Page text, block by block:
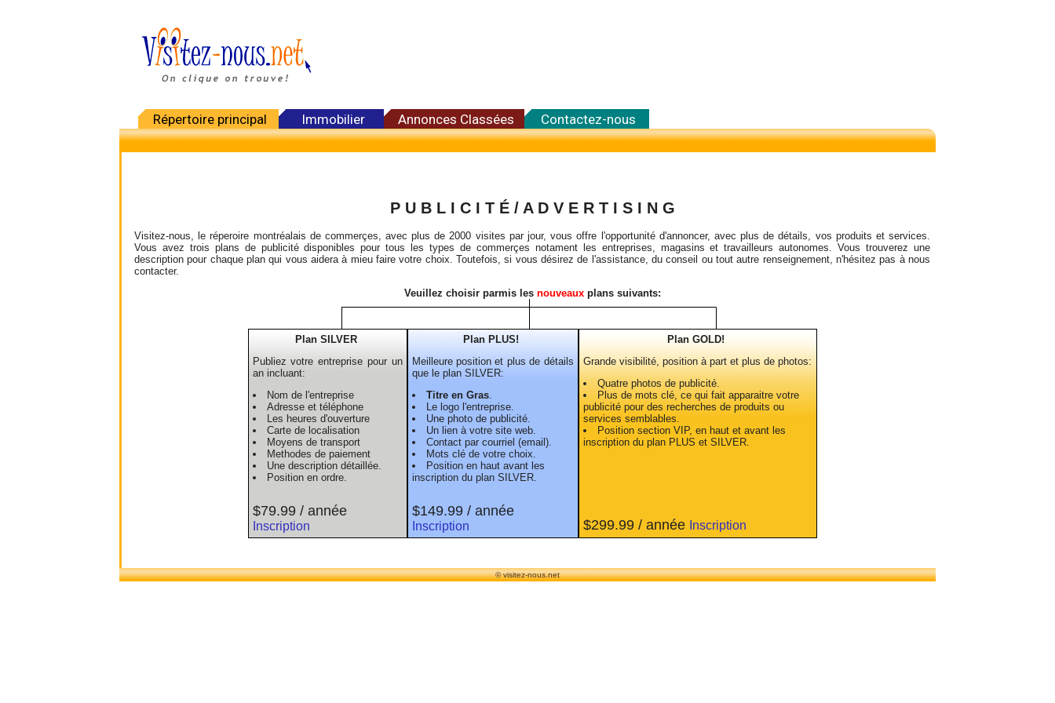
Répertoire principal Immobilier Annonces Classées Contactez-nous
P U B L I C I T É / A D V E R T I S I N G
Visitez-nous, le réperoire montréalais de commerçes, avec plus de 2000 visites par jour, vous offre l'opportunité d'annoncer, avec plus de détails, vos produits et services.
Vous avez trois plans de publicité disponibles pour tous les types de commerçes notament les entreprises, magasins et travailleurs autonomes. Vous trouverez une
description pour chaque plan qui vous aidera à mieu faire votre choix. Toutefois, si vous désirez de l'assistance, du conseil ou tout autre renseignement, n'hésitez pas à nous
contacter.
Veuillez choisir parmis les nouveauxplans suivants:
Plan SILVER
Publiez votre entreprise pour un
an incluant:
Nom de l'entreprise
Adresse et téléphone
Les heures d'ouverture
Carte de localisation
Moyens de transport
Methodes de paiement
Une description détaillée.
Position en ordre.
$79.99 / année
Inscription
Plan PLUS!
Meilleure position et plus de détails
que le plan SILVER:
Titre en Gras.
Le logo l'entreprise.
Une photo de publicité.
Un lien à votre site web.
Contact par courriel (email).
Mots clé de votre choix.
Position en haut avant les
inscription du plan SILVER.
$149.99 / année
Inscription
Plan GOLD!
Grande visibilité, position à part et plus de photos:
Quatre photos de publicité.
Plus de mots clé, ce qui fait apparaitre votre
publicité pour des recherches de produits ou
services semblables.
Position section VIP, en haut et avant les
inscription du plan PLUS et SILVER.
$299.99 / année Inscription
© visitez-nous.net